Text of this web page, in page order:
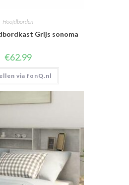
Hoofdborden
Grijs sonoma
€62.99
via fonQ.nl